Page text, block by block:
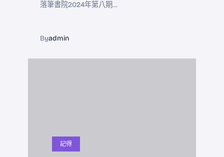
落筆書院2024年第八期…
Byadmin
記得